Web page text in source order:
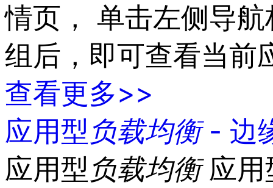
情页， 单击左侧导
组后，即可查看当前
查看更多>>
应用型 负载均衡- 边
应用型 负载均衡应用